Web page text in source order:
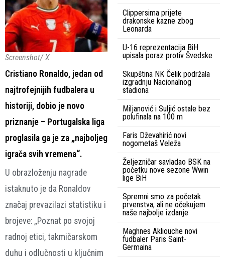
Screenshot/ X
Cristiano Ronaldo, jedan od
najtrofejnijih fudbalera u
historiji, dobio je novo
priznanje – Portugalska liga
proglasila ga je za „najboljeg
igrača svih vremena“.
U obrazloženju nagrade
istaknuto je da Ronaldov
značaj prevazilazi statistiku i
brojeve: „Poznat po svojoj
radnoj etici, takmičarskom
duhu i odlučnosti u ključnim
Clippersima prijete
drakonske kazne zbog
Leonarda
U-16 reprezentacija BiH
upisala poraz protiv Švedske
Skupština NK Čelik podržala
izgradnju Nacionalnog
stadiona
Miljanović i Suljić ostale bez
polufinala na 100 m
Faris Dževahirić novi
nogometaš Veleža
Željezničar savladao BSK na
početku nove sezone Wwin
lige BiH
Spremni smo za početak
prvenstva, ali ne očekujem
naše najbolje izdanje
Maghnes Akliouche novi
fudbaler Paris Saint-
Germaina